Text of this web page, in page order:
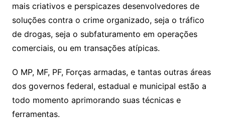
mais criativos e perspicazes desenvolvedores de
soluções contra o crime organizado, seja o tráfico
de drogas, seja o subfaturamento em operações
comerciais, ou em transações atípicas.
O MP, MF, PF, Forças armadas, e tantas outras áreas
dos governos federal, estadual e municipal estão a
todo momento aprimorando suas técnicas e
ferramentas.